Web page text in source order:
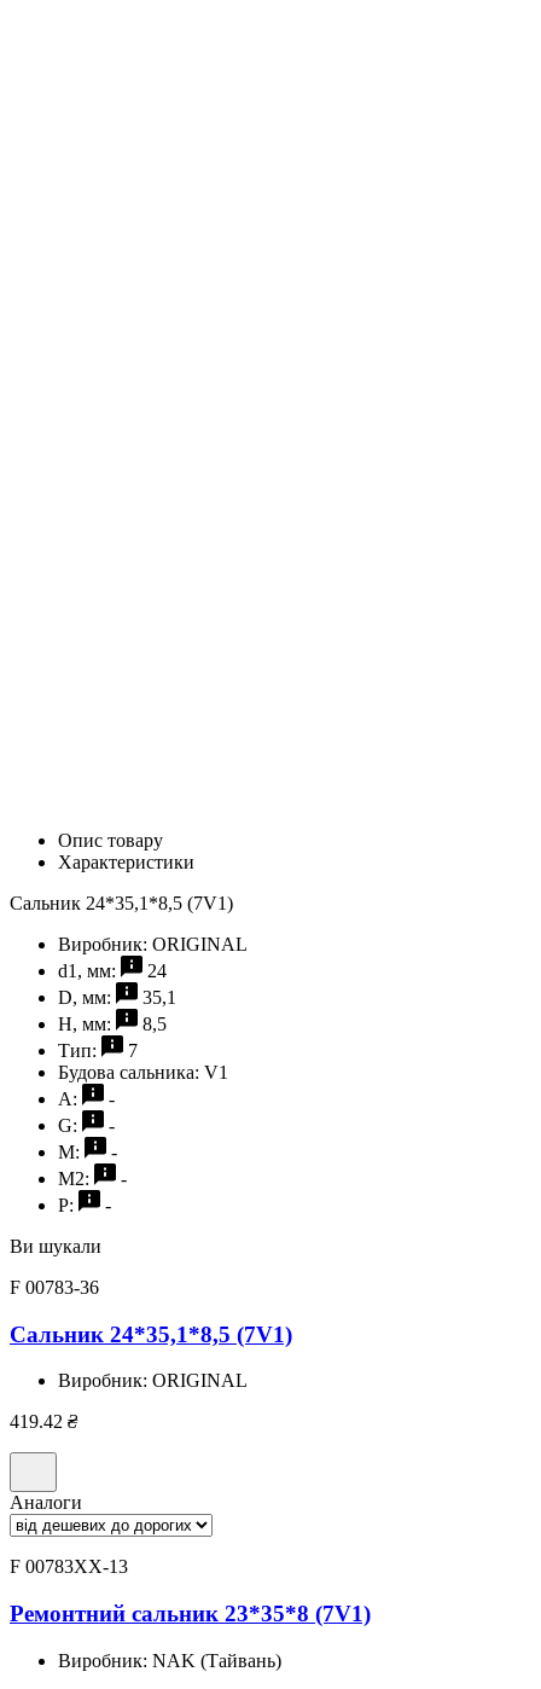
Опис товару
Характеристики
Сальник 24*35,1*8,5 (7V1)
Виробник: ORIGINAL
d1, мм:
24
D, мм:
35,1
H, мм:
8,5
Тип:
7
Будова сальника: V1
A:
-
G:
-
M:
-
M2:
-
P:
-
Ви шукали
F 00783-36
Сальник 24*35,1*8,5 (7V1)
Виробник: ORIGINAL
419.42 ₴
Аналоги
F 00783XX-13
Ремонтний сальник 23*35*8 (7V1)
Виробник: NAK (Тайвань)